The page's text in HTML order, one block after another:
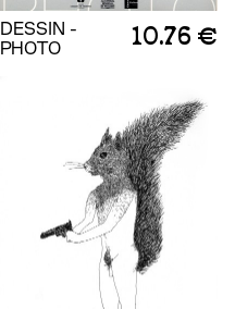
DESSIN -
PHOTO
10.76 €